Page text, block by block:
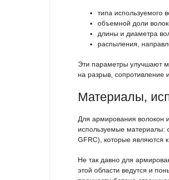
типа используемого
объемной доли
длины и диаметра
распыления,
Эти параметры улучшают
на разрыв, сопротивление
Материалы,
Для армирования волокон
используемые материалы:
GFRC), которые являются
Не так давно для
этой области ведутся и